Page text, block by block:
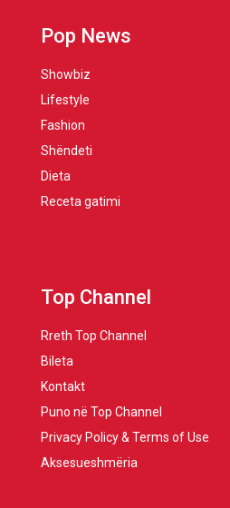
Pop News
Showbiz
Lifestyle
Fashion
Shëndeti
Dieta
Receta gatimi
Top Channel
Rreth Top Channel
Bileta
Kontakt
Puno në Top Channel
Privacy Policy & Terms of Use
Aksesueshmëria